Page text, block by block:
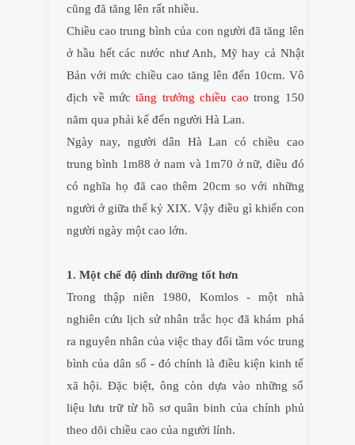
cũng đã tăng lên rất nhiều.
Chiều cao trung bình của con người đã tăng lên
ở hầu hết các nước như Anh, Mỹ hay cả Nhật
Bản với mức chiều cao tăng lên đến 10cm. Vô
địch về mứctăng trưởng chiều cao trong 150
năm qua phải kể đến người Hà Lan.
Ngày nay, người dân Hà Lan có chiều cao
trung bình 1m88 ở nam và 1m70 ở nữ, điều đó
có nghĩa họ đã cao thêm 20cm so với những
người ở giữa thế kỷ XIX. Vậy điều gì khiến con
người ngày một cao lớn.
1. Một chế độ dinh dưỡng tốt hơn
Trong thập niên 1980, Komlos - một nhà
nghiên cứu lịch sử nhân trắc học đã khám phá
ra nguyên nhân của việc thay đổi tầm vóc trung
bình của dân số - đó chính là điều kiện kinh tế
xã hội. Đặc biệt, ông còn dựa vào những số
liệu lưu trữ từ hồ sơ quân binh của chính phủ
theo dõi chiều cao của người lính.